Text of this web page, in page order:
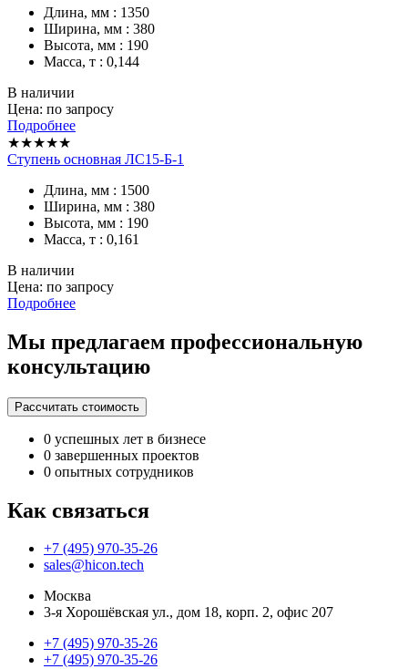
Длина, мм : 1350
Ширина, мм : 380
Высота, мм : 190
Масса, т : 0,144
В наличии
Цена: по запросу
Подробнее
★★★★★
Ступень основная ЛС15-Б-1
Длина, мм : 1500
Ширина, мм : 380
Высота, мм : 190
Масса, т : 0,161
В наличии
Цена: по запросу
Подробнее
Мы предлагаем профессиональную
консультацию
Рассчитать стоимость
0 успешных лет в бизнесе
0 завершенных проектов
0 опытных сотрудников
Как связаться
+7 (495) 970-35-26
sales@hicon.tech
Москва
3-я Хорошёвская ул., дом 18, корп. 2, офис 207
+7 (495) 970-35-26
+7 (495) 970-35-26